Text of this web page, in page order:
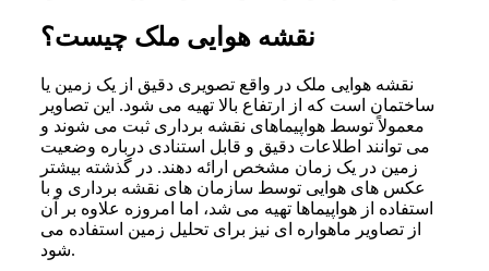
نقشه هوایی ملک چیست؟
نقشه هوایی ملک در واقع تصویری دقیق از یک زمین یا
ساختمان است که از ارتفاع بالا تهیه می‌ شود. این تصاویر
معمولاً توسط هواپیماهای نقشه‌ برداری ثبت می‌ شوند و
می‌ توانند اطلاعات دقیق و قابل استنادی درباره وضعیت
زمین در یک زمان مشخص ارائه دهند. در گذشته بیشتر
عکس‌ های هوایی توسط سازمان‌ های نقشه‌ برداری و با
استفاده از هواپیماها تهیه می‌ شد، اما امروزه علاوه بر آن
از تصاویر ماهواره‌ ای نیز برای تحلیل زمین استفاده می‌
شود.